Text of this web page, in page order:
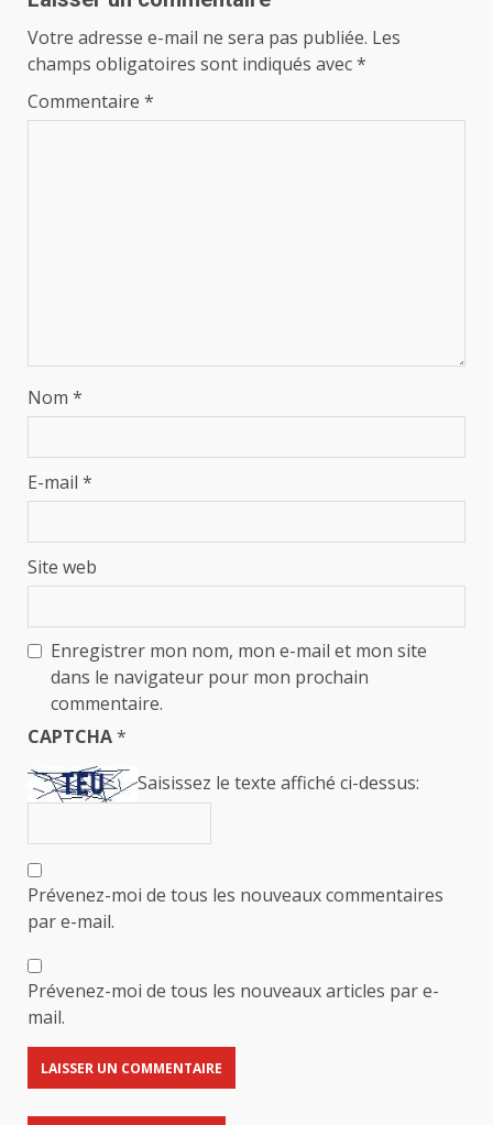
Votre adresse e-mail ne sera pas publiée. Les
champs obligatoires sont indiqués avec*
Commentaire *
Nom *
E-mail *
Site web
Enregistrer mon nom, mon e-mail et mon site
dans le navigateur pour mon prochain
commentaire.
CAPTCHA*
Saisissez le texte affiché ci-dessus:
Prévenez-moi de tous les nouveaux commentaires
par e-mail.
Prévenez-moi de tous les nouveaux articles par e-
mail.